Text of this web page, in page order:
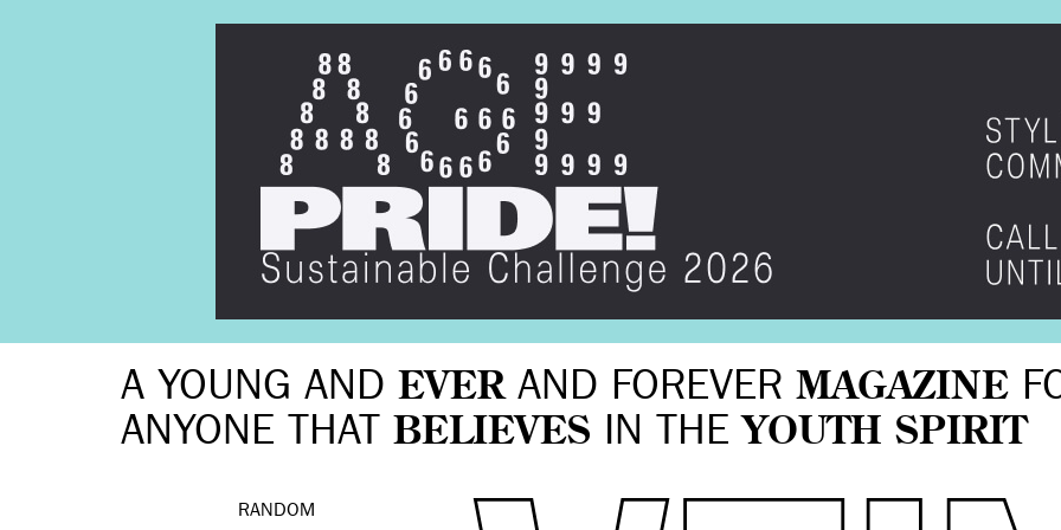
A YOUNG AND EVERAND FOREVER MAGAZINE
ANYONE THAT BELIEVES IN THE YOUTH SPIRIT
RANDOM